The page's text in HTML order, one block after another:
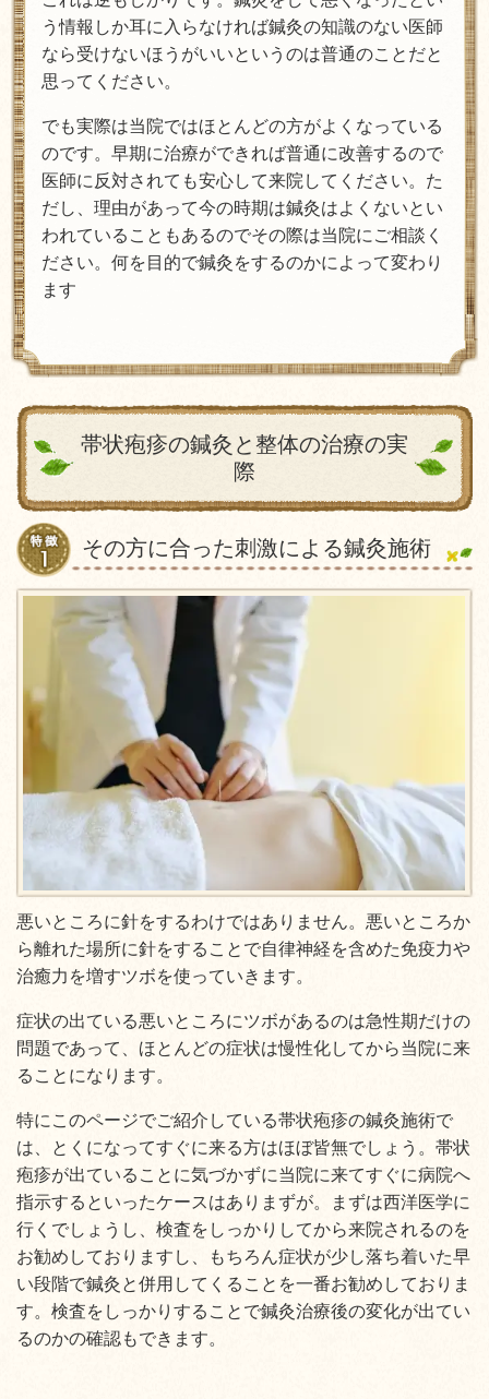
う情報しか耳に入らなければ鍼灸の知識のない医師
なら受けないほうがいいというのは普通のことだと
思ってください。
でも実際は当院ではほとんどの方がよくなっている
のです。早期に治療ができれば普通に改善するので
医師に反対されても安心して来院してください。た
だし、理由があって今の時期は鍼灸はよくないとい
われていることもあるのでその際は当院にご相談く
ださい。何を目的で鍼灸をするのかによって変わり
ます
帯状疱疹の鍼灸と整体の治療の実
際
その方に合った刺激による鍼灸施術
悪いところに針をするわけではありません。悪いところか
ら離れた場所に針をすることで自律神経を含めた免疫力や
治癒力を増すツボを使っていきます。
症状の出ている悪いところにツボがあるのは急性期だけの
問題であって、ほとんどの症状は慢性化してから当院に来
ることになります。
特にこのページでご紹介している帯状疱疹の鍼灸施術で
は、とくになってすぐに来る方はほぼ皆無でしょう。帯状
疱疹が出ていることに気づかずに当院に来てすぐに病院へ
指示するといったケースはありまずが。まずは西洋医学に
行くでしょうし、検査をしっかりしてから来院されるのを
お勧めしておりますし、もちろん症状が少し落ち着いた早
い段階で鍼灸と併用してくることを一番お勧めしておりま
す。検査をしっかりすることで鍼灸治療後の変化が出てい
るのかの確認もできます。